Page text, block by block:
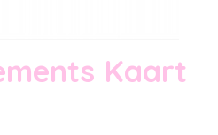
Kaart